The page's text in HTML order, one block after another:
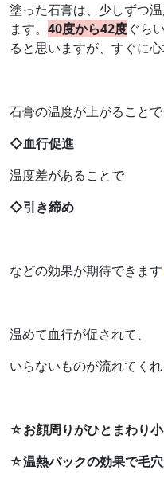
塗った石膏は、少しずつ
ます。 40度から42度ぐら
ると思いますが、すぐに
石膏の温度が上がることで
◇血行促進
温度差があることで
◇引き締め
などの効果が期待できます
温めて血行が促されて、
いらないものが流れてくれ
☆お顔周りがひとまわり
☆温熱パックの効果で毛